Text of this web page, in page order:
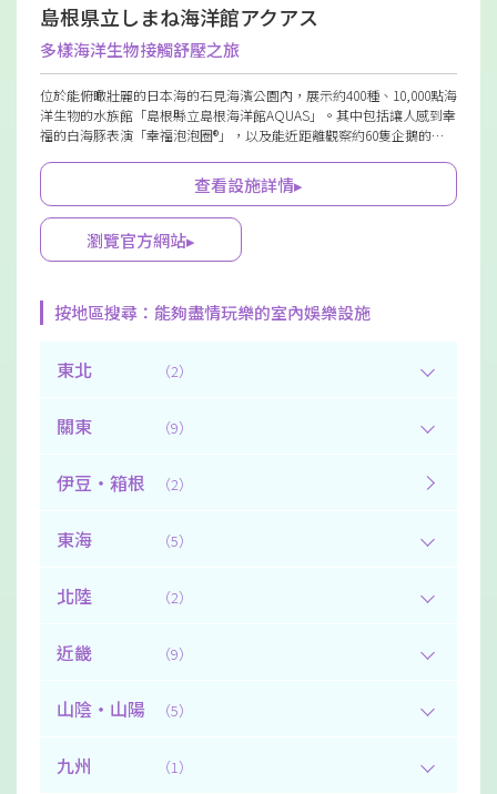
島根県立しまね海洋館アクアス
多樣海洋生物接觸舒壓之旅
位於能俯瞰壯麗的日本海的石見海濱公園內，展示約400種、10,000點海
洋生物的水族館「島根縣立島根海洋館AQUAS」。其中包括讓人感到幸
福的白海豚表演「幸福泡泡圈®」，以及能近距離觀察約60隻企鵝的
印象深刻。此外，還有海獅和海豹的有趣表演等，擁有許多看點。讓我
們以散步的心情體驗多樣生物棲息的神秘海洋世界吧。
查看設施詳情▸
瀏覽官方網站▸
按地區搜尋：能夠盡情玩樂的室內娛樂設施
東北 （2）
關東 （9）
伊豆・箱根 （2）
東海 （5）
北陸 （2）
近畿 （9）
山陰・山陽 （5）
九州 （1）